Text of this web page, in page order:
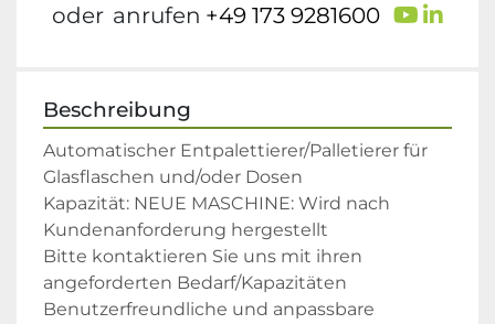
oder anrufen +49 173 9281600
Beschreibung
Automatischer Entpalettierer/Palletierer für
Glasflaschen und/oder Dosen
Kapazität: NEUE MASCHINE: Wird nach
Kundenanforderung hergestellt
Bitte kontaktieren Sie uns mit ihren
angeforderten Bedarf/Kapazitäten
Benutzerfreundliche und anpassbare